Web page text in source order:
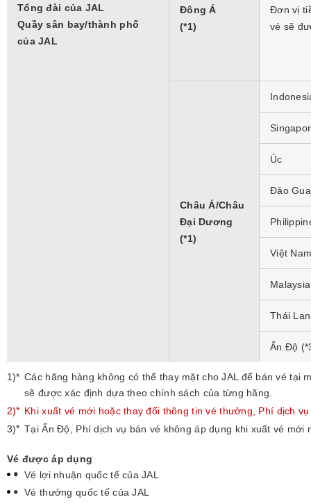
Tổng đài của JAL
Quầy sân bay/thành phố
của JAL
Đông Á
(*1)
Đơn vị
vé sẽ
Châu Á/Châu
Đại Dương
(*1)
Úc
Đảo
Việt
Malaysia
Thái Lan
Ấn Độ
(*1)
Các hãng hàng không có thể thay mặt cho JAL để bán vé
sẽ được xác định dựa theo chính sách của từng hãng.
(*2)
Khi xuất vé mới hoặc thay đổi thông tin vé thưởng, Phí dịch
(*3)
Tại Ấn Độ, Phí dịch vụ bán vé không áp dụng khi xuất vé mới
Vé được áp dụng
Vé lợi nhuận quốc tế của JAL
Vé thưởng quốc tế của JAL